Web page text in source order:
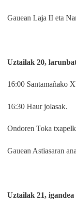
Gauean Laja II eta
Uztailak 20,
16:00 Santamañako
16:30 Haur jolasak.
Ondoren Toka
Gauean Astiasaran
Uztailak 21, igandea